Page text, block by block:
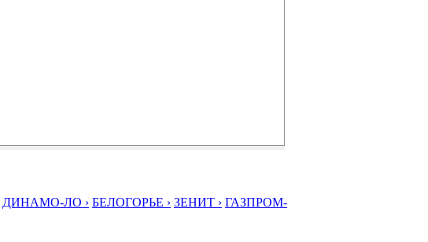
ДИНАМО-ЛО › БЕЛОГОРЬЕ › ЗЕНИТ › ГАЗПРОМ-